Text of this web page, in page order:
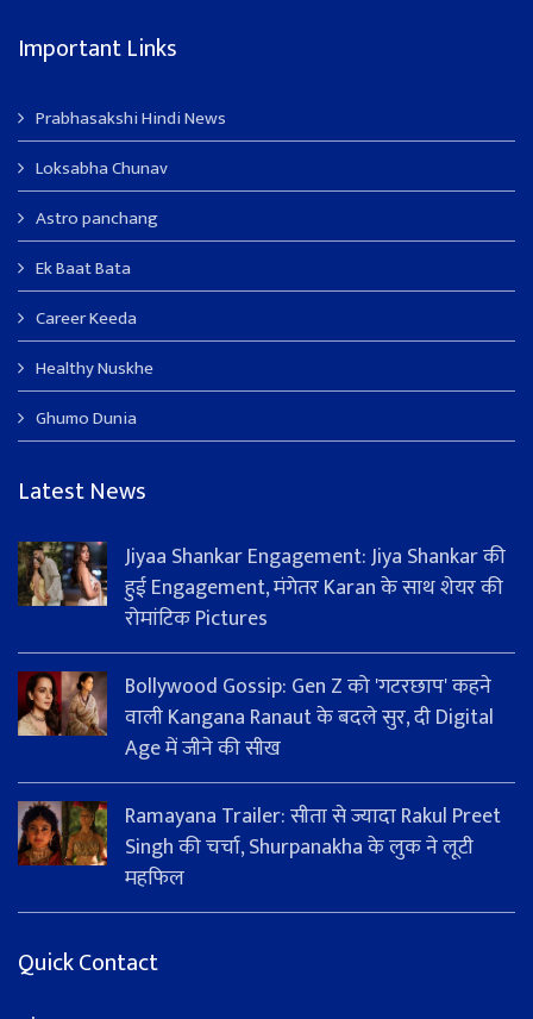
Important Links
Prabhasakshi Hindi News
Loksabha Chunav
Astro panchang
Ek Baat Bata
Career Keeda
Healthy Nuskhe
Ghumo Dunia
Latest News
Jiyaa Shankar Engagement: Jiya Shankar की
हुई Engagement, मंगेतर Karan के साथ शेयर की
रोमांटिक Pictures
Bollywood Gossip: Gen Z को 'गटरछाप' कहने
वाली Kangana Ranaut के बदले सुर, दी Digital
Age में जीने की सीख
Ramayana Trailer: सीता से ज्यादा Rakul Preet
Singh की चर्चा, Shurpanakha के लुक ने लूटी
महफिल
Quick Contact